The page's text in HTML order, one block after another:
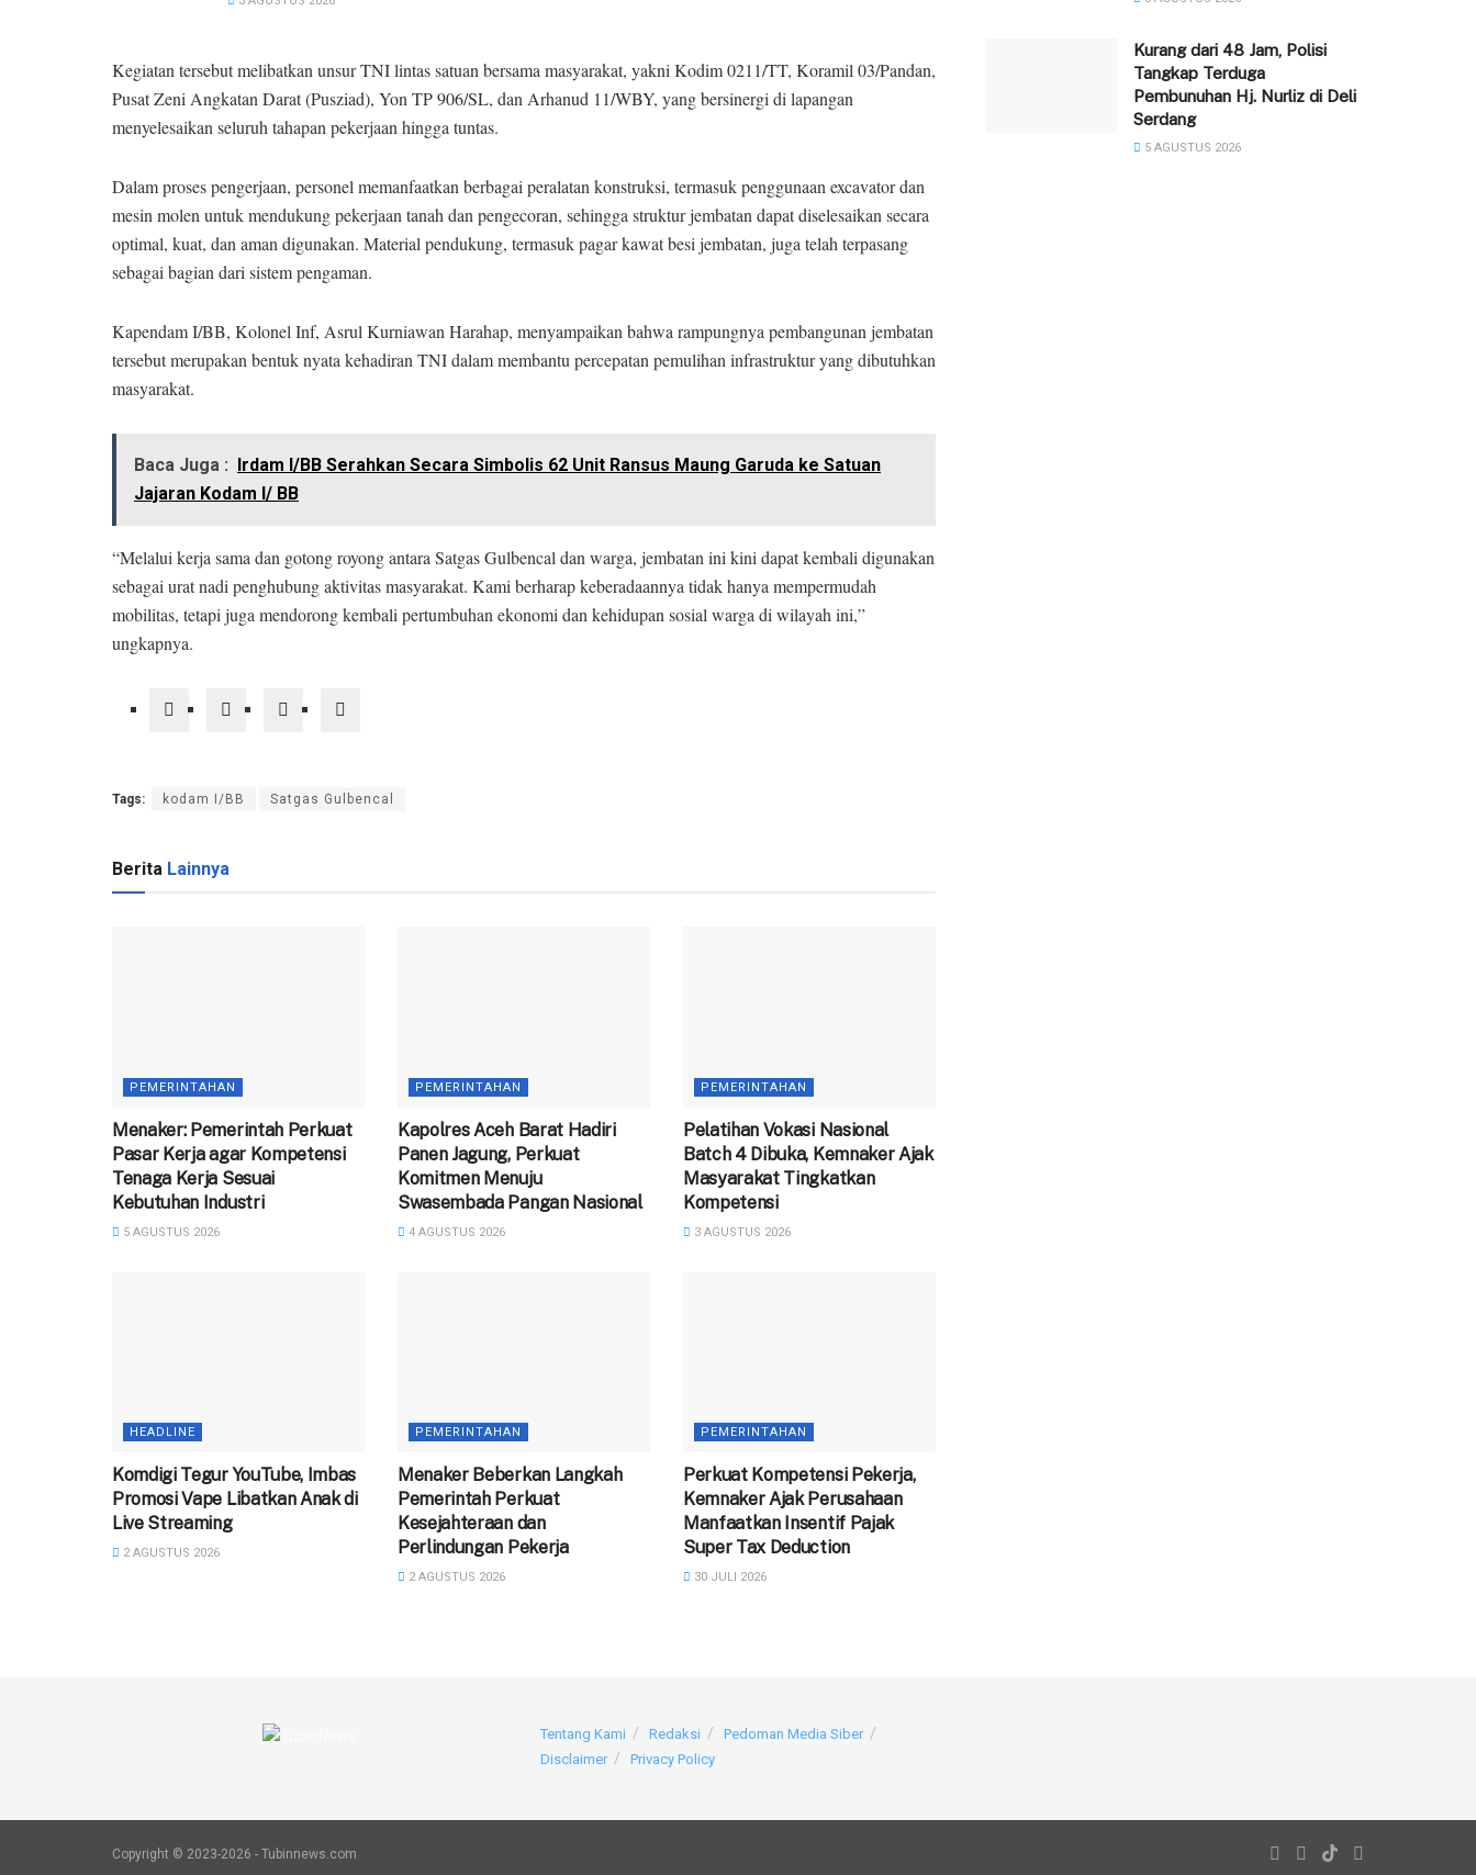
Kegiatan tersebut melibatkan unsur TNI lintas satuan bersama masyarakat, yakni Kodim 0211/TT, Koramil 03/Pandan,
Pusat Zeni Angkatan Darat (Pusziad), Yon TP 906/SL, dan Arhanud 11/WBY, yang bersinergi di lapangan
menyelesaikan seluruh tahapan pekerjaan hingga tuntas.
Dalam proses pengerjaan, personel memanfaatkan berbagai peralatan konstruksi, termasuk penggunaan excavator dan
mesin molen untuk mendukung pekerjaan tanah dan pengecoran, sehingga struktur jembatan dapat diselesaikan secara
optimal, kuat, dan aman digunakan. Material pendukung, termasuk pagar kawat besi jembatan, juga telah terpasang
sebagai bagian dari sistem pengaman.
Kapendam I/BB, Kolonel Inf, Asrul Kurniawan Harahap, menyampaikan bahwa rampungnya pembangunan jembatan
tersebut merupakan bentuk nyata kehadiran TNI dalam membantu percepatan pemulihan infrastruktur yang dibutuhkan
masyarakat.
Baca Juga :
Irdam I/BB Serahkan Secara Simbolis 62 Unit Ransus Maung Garuda ke Satuan
Jajaran Kodam I/ BB
“Melalui kerja sama dan gotong royong antara Satgas Gulbencal dan warga, jembatan ini kini dapat kembali digunakan
sebagai urat nadi penghubung aktivitas masyarakat. Kami berharap keberadaannya tidak hanya mempermudah
mobilitas, tetapi juga mendorong kembali pertumbuhan ekonomi dan kehidupan sosial warga di wilayah ini,”
ungkapnya.
Tags: kodam I/BB Satgas Gulbencal
Berita Lainnya
PEMERINTAHAN
Menaker: Pemerintah Perkuat
Pasar Kerja agar Kompetensi
Tenaga Kerja Sesuai
Kebutuhan Industri
5 AGUSTUS 2026
PEMERINTAHAN
Kapolres Aceh Barat Hadiri
Panen Jagung, Perkuat
Komitmen Menuju
Swasembada Pangan Nasional
4 AGUSTUS 2026
PEMERINTAHAN
Pelatihan Vokasi Nasional
Batch 4 Dibuka, Kemnaker Ajak
Masyarakat Tingkatkan
Kompetensi
3 AGUSTUS 2026
HEADLINE
Komdigi Tegur YouTube, Imbas
Promosi Vape Libatkan Anak di
Live Streaming
2 AGUSTUS 2026
PEMERINTAHAN
Menaker Beberkan Langkah
Pemerintah Perkuat
Kesejahteraan dan
Perlindungan Pekerja
2 AGUSTUS 2026
PEMERINTAHAN
Perkuat Kompetensi Pekerja,
Kemnaker Ajak Perusahaan
Manfaatkan Insentif Pajak
Super Tax Deduction
30 JULI 2026
‎Kurang dari 48 Jam, Polisi
Tangkap Terduga
Pembunuhan Hj. Nurliz di Deli
Serdang
5 AGUSTUS 2026
Tentang Kami Redaksi
Pedoman Media Siber
Disclaimer
Privacy Policy
Copyright © 2023-2026 - Tubinnews.com